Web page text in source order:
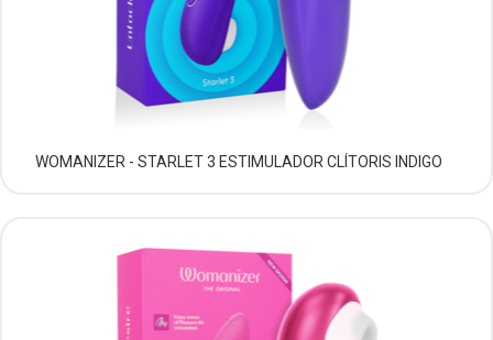
WOMANIZER - STARLET 3 ESTIMULADOR CLÍTORIS INDIGO